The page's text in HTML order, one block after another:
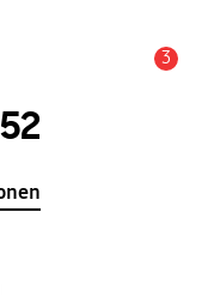
3